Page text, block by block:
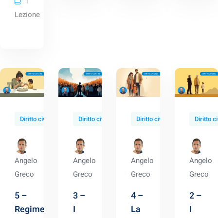
Lezione
Diritto civile
Angelo
Greco
5 –
Regime
Diritto civile
Angelo
Greco
3 –
I
Diritto civile
Angelo
Greco
4 –
La
Diritto
Angelo
Greco
2 –
I